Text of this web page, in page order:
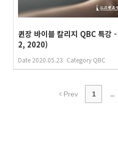
퀸장 바이블 칼리지 QBC 특강
2, 2020)
Date 2020.05.23 Category QBC
Prev 1 ...